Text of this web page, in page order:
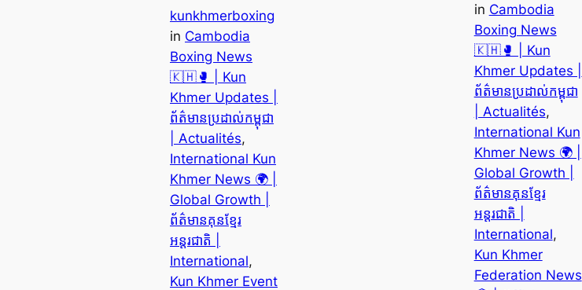
kunkhmerboxing
in Cambodia
Boxing News
🇰🇭🥊 | Kun
Khmer Updates |
ព័ត៌មានប្រដាល់កម្ពុជា
| Actualités
International Kun
Khmer News 🌍 |
Global Growth |
ព័ត៌មានគុនខ្មែរ
អន្តរជាតិ |
International
Kun Khmer Event
in Cambodia
Boxing News
🇰🇭🥊 | Kun
Khmer Updates |
ព័ត៌មានប្រដាល់កម្ពុជា
| Actualités
International Kun
Khmer News 🌍 |
Global Growth |
ព័ត៌មានគុនខ្មែរ
អន្តរជាតិ |
International
Kun Khmer
Federation News